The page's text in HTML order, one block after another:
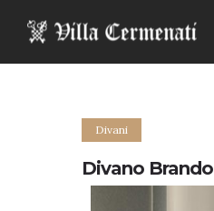
Divani
Divano Brando